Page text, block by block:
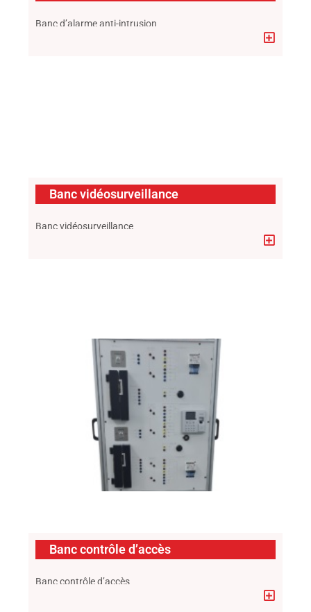
Banc d’alarme anti-intrusion
Banc vidéosurveillance
Banc vidéosurveillance
Banc contrôle d’accès
Banc contrôle d’accès